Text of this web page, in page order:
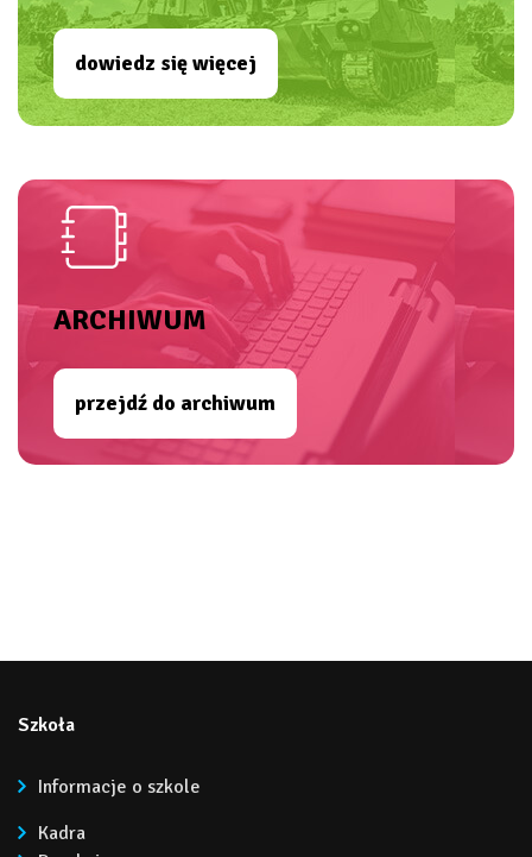
dowiedz się więcej
ARCHIWUM
przejdź do archiwum
Szkoła
Informacje o szkole
Kadra